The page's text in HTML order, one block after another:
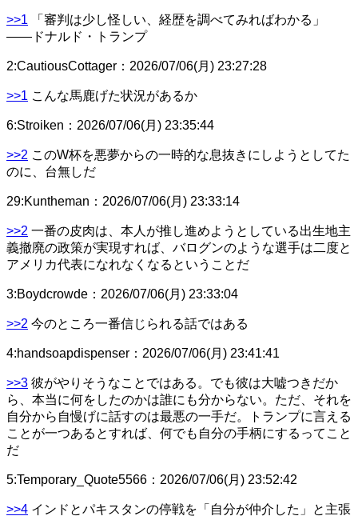
>>1 「審判は少し怪しい、経歴を調べてみればわかる」
――ドナルド・トランプ
2:CautiousCottager ： 2026/07/06(月) 23:27:28
>>1 こんな馬鹿げた状況があるか
6:Stroiken ： 2026/07/06(月) 23:35:44
>>2 このW杯を悪夢からの一時的な息抜きにしようとしてた
のに、台無しだ
29:Kuntheman ： 2026/07/06(月) 23:33:14
>>2 一番の皮肉は、本人が推し進めようとしている出生地主
義撤廃の政策が実現すれば、バログンのような選手は二度と
アメリカ代表になれなくなるということだ
3:Boydcrowde ： 2026/07/06(月) 23:33:04
>>2 今のところ一番信じられる話ではある
4:handsoapdispenser ： 2026/07/06(月) 23:41:41
>>3 彼がやりそうなことではある。でも彼は大嘘つきだか
ら、本当に何をしたのかは誰にも分からない。ただ、それを
自分から自慢げに話すのは最悪の一手だ。トランプに言える
ことが一つあるとすれば、何でも自分の手柄にするってこと
だ
5:Temporary_Quote5566 ： 2026/07/06(月) 23:52:42
>>4 インドとパキスタンの停戦を「自分が仲介した」と主張